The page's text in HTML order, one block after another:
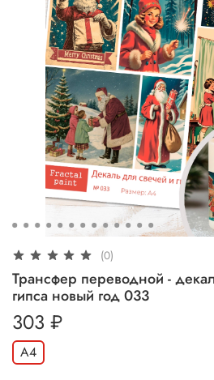
(0)
Трансфер переводной -
гипса новый год 033
303 ₽
А4